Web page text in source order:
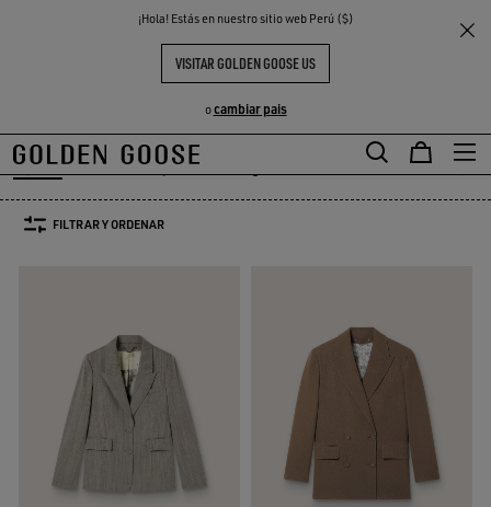
¡Hola! Estás en nuestro sitio web Perú ($)
VISITAR GOLDEN GOOSE US
ocambiar pais
THE
COMMUNITY
Blazers
BLAZERS MUJER
Blazers
Blazers
Prendas de punto
Prendas de puntoAbrigos & Chaquetas
Leather
Leather
FILTRAR Y ORDENAR